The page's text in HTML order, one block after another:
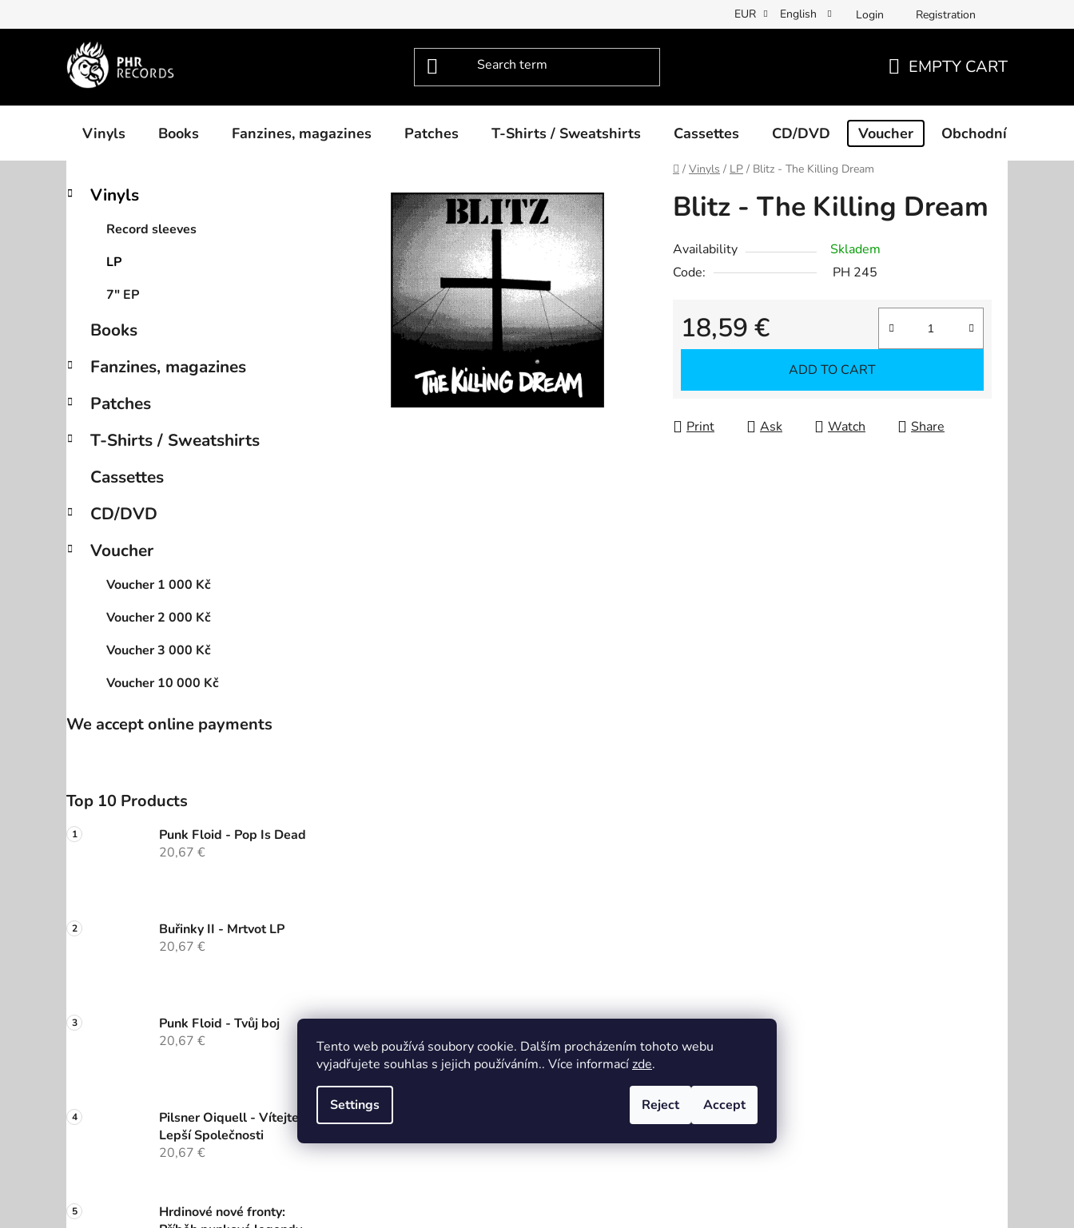
Tento web používá soubory cookie. Dalším procházením tohoto webu
vyjadřujete souhlas s jejich používáním.. Více informacízde.
Settings Reject Accept
to
EUR English Login Registration
CART
EMPTY CART
Vinyls Books Fanzines, magazines Patches T-Shirts / Sweatshirts Cassettes CD/DVD Voucher Obchodní
Home
/ Vinyls / LP / Blitz - The Killing Dream
SSkip
categories
C
a
Vinyls
Record sleeves
LP
7" EP
Books
Fanzines, magazines
Patches
T-Shirts / Sweatshirts
Cassettes
CD/DVD
Voucher
Voucher 1 000 Kč
Voucher 2 000 Kč
Voucher 3 000 Kč
Voucher 10 000 Kč
We accept online payments
Top 10 Products
Punk Floid - Pop Is Dead
20,67 €
Buřinky II - Mrtvot LP
20,67 €
Punk Floid - Tvůj boj
20,67 €
Pilsner Oiquell - Vítejte Do
Lepší Společnosti
20,67 €
Hrdinové nové fronty:
Blitz - The Killing Dream
Availability
Skladem
Code:
PH 245
18,59 €
Measure price:
ADD TO CART
Print Ask Watch Share